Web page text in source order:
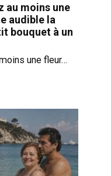
au moins une
audible la
bouquet à un
une fleur…